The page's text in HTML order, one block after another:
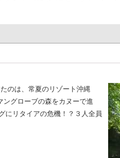
のは、常夏のリゾート沖縄
ングローブの森をカヌーで進
にリタイアの危機！？３人全員